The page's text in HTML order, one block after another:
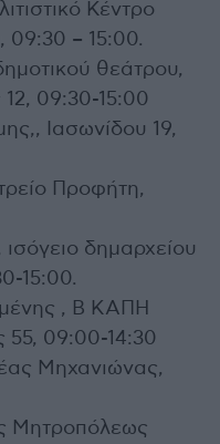
Κέντρο
09:30 – 15:00.
θεάτρου,
12, 09:30-15:00
Ιασωνίδου 19,
Προφήτη,
δημαρχείου
15:00.
, Β ΚΑΠΗ
55, 09:00-14:30
Μηχανιώνας,
Μητροπόλεως